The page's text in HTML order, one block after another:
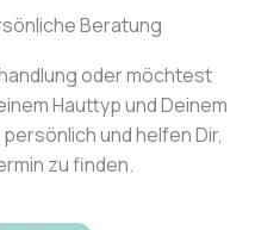
Beratung
oder möchtest
Hauttyp und Deinem
und helfen Dir,
zu finden.